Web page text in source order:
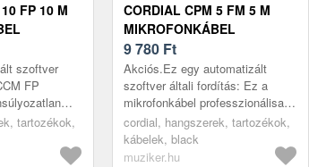
FP 10 M
szoftver
FP
tartozékok,
CORDIAL CPM 5 FM 5 M
MIKROFONKÁBEL
9 780 Ft
Akciós.Ez egy automatizált
szoftver általi fordítás: Ez a
mikrofonkábel professzionálisan
kiegyensúlyozott csatlakozást
biztosít a mikrofon és a színpadi
...
cordial, hangszerek, tartozékok,
kábelek, black
muziker.hu